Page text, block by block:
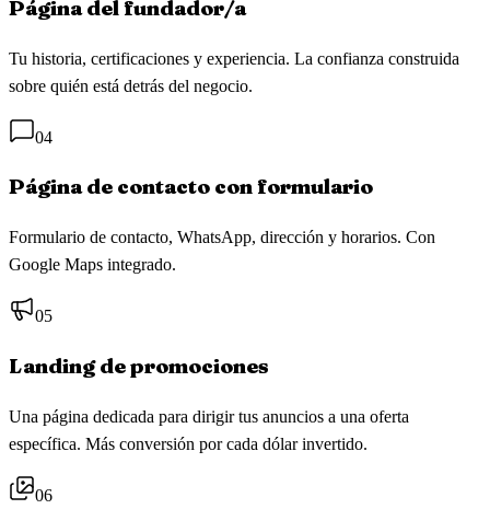
Página del fundador/a
Tu historia, certificaciones y experiencia. La confianza construida
sobre quién está detrás del negocio.
04
Página de contacto con formulario
Formulario de contacto, WhatsApp, dirección y horarios. Con
Google Maps integrado.
05
Landing de promociones
Una página dedicada para dirigir tus anuncios a una oferta
específica. Más conversión por cada dólar invertido.
06